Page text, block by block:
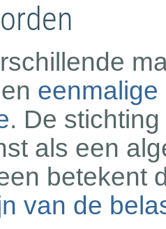
eenmalige
. De
als een
betekent
van de